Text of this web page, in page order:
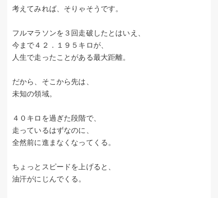
考えてみれば、そりゃそうです。
フルマラソンを３回走破したとはいえ、
今まで４２．１９５キロが、
人生で走ったことがある最大距離。
だから、そこから先は、
未知の領域。
４０キロを過ぎた段階で、
走っているはずなのに、
全然前に進まなくなってくる。
ちょっとスピードを上げると、
油汗がにじんでくる。